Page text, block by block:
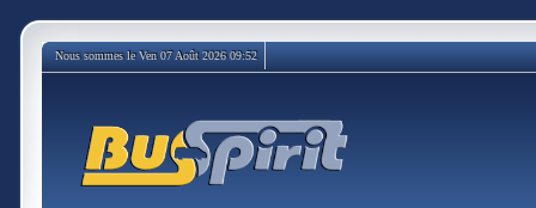
Nous sommes le Ven 07 Août 2026 09:52